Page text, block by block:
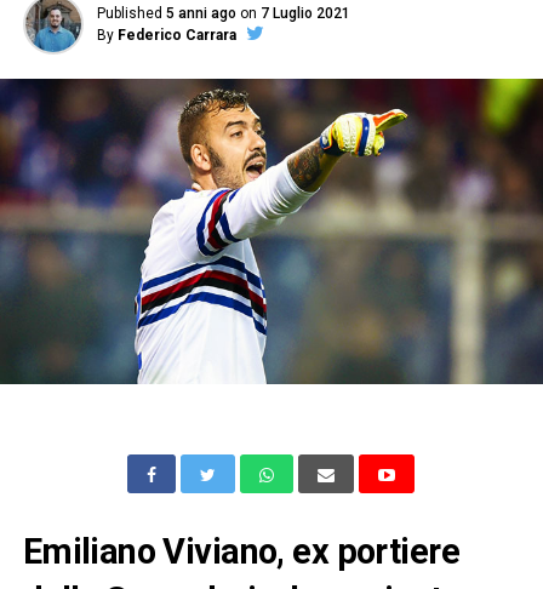
Published 5 anni ago on 7 Luglio 2021
By Federico Carrara
Emiliano Viviano, ex portiere